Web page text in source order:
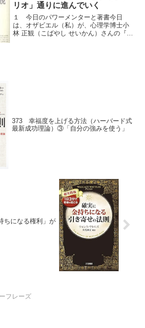
リオ」通りに進んでいく
１ 今日のパワーメンターと著書今日
は、オザビエル（私）が、心理学博士小
林 正観（こばやし せいかん）さんの『も
373 幸福度を上げる方法（ハーバード式
最新成功理論）③「自分の強みを使う」
になる権利」が
フレーズ